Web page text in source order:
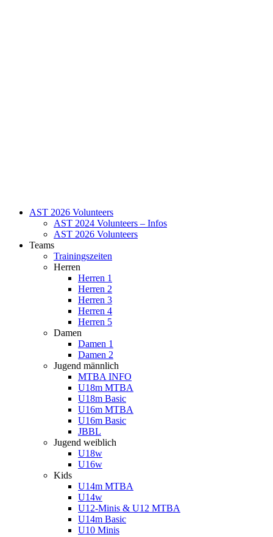
AST 2026 Volunteers
AST 2024 Volunteers – Infos
AST 2026 Volunteers
Teams
Trainingszeiten
Herren
Herren 1
Herren 2
Herren 3
Herren 4
Herren 5
Damen
Damen 1
Damen 2
Jugend männlich
MTBA INFO
U18m MTBA
U18m Basic
U16m MTBA
U16m Basic
JBBL
Jugend weiblich
U18w
U16w
Kids
U14m MTBA
U14w
U12-Minis & U12 MTBA
U14m Basic
U10 Minis